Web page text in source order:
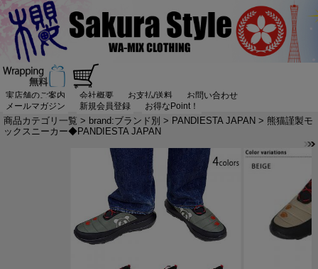
実店舗のご案内 会社概要 お支払/送料
お問い合わせ
メールマガジン
新規会員登録 お得なPoint！
商品カテゴリ一覧 > brand:ブランド別 > PANDIESTA JAPAN > 熊猫謹製モ
ックスニーカー◆PANDIESTA JAPAN